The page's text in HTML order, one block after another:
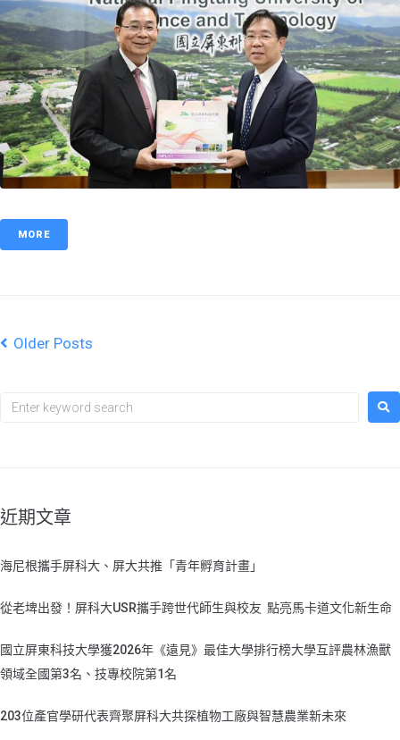
MORE
Older Posts
近期文章
海尼根攜手屏科大、屏大共推「青年孵育計畫」
從老埤出發！屏科大USR攜手跨世代師生與校友 點亮馬卡道文化新生命
國立屏東科技大學獲2026年《遠見》最佳大學排行榜大學互評農林漁獸
領域全國第3名、技專校院第1名
203位產官學研代表齊聚屏科大共探植物工廠與智慧農業新未來